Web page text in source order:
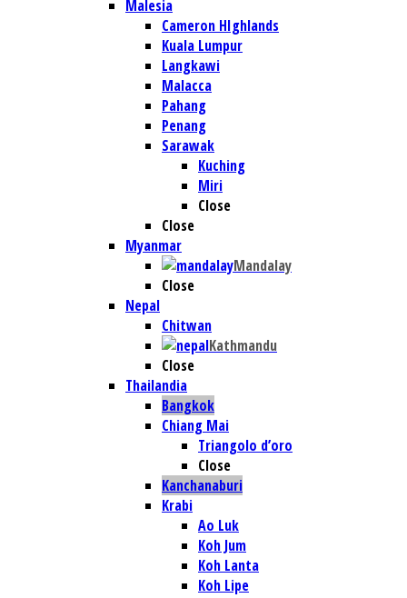
Malesia
Cameron HIghlands
Kuala Lumpur
Langkawi
Malacca
Pahang
Penang
Sarawak
Kuching
Miri
Close
Close
Myanmar
Mandalay
Close
Nepal
Chitwan
Kathmandu
Close
Thailandia
Bangkok
Chiang Mai
Triangolo d’oro
Close
Kanchanaburi
Krabi
Ao Luk
Koh Jum
Koh Lanta
Koh Lipe